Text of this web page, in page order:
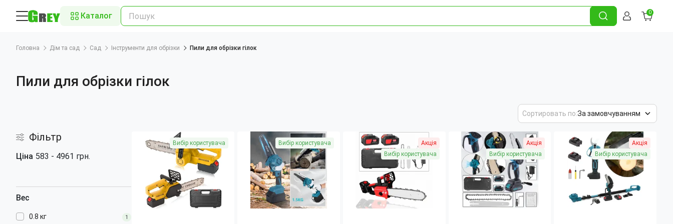
Каталог 0
Головна Дім та сад Сад Інструменти для обрізки Пили для обрізки гілок
Пили для обрізки гілок
Сортировать по:За замовчуванням
Вибір користувача Вибір користувача
Акція
Вибір користувача
Акція
Вибір користувача
Акція
Вибір користувача
Фільтр
583 - 4961 грн.
Ціна
Вес
0.8 кг 1